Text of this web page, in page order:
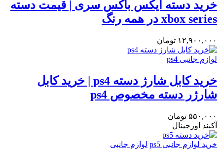
خرید دسته ایکس باکس سری | قیمت دسته
xbox series در همه رنگ
۱۲,۹۰۰,۰۰۰ تومان
لوازم جانبی ps4
خرید کابل شارژ دسته ps4 | خرید کابل
شارژر دسته مخصوص ps4
۵۵۰,۰۰۰ تومان
آکبند اورجینال
خرید لوازم جانبی ps5 لوازم جانبی